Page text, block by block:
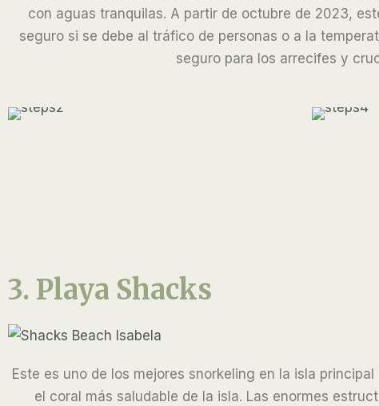
con aguas tranquilas. A partir de octubre de 2023,
seguro si se debe al tráfico de personas o a la
seguro para los arrecifes y
3. Playa Shacks
Este es uno de los mejores snorkeling en la isla
el coral más saludable de la isla. Las enormes